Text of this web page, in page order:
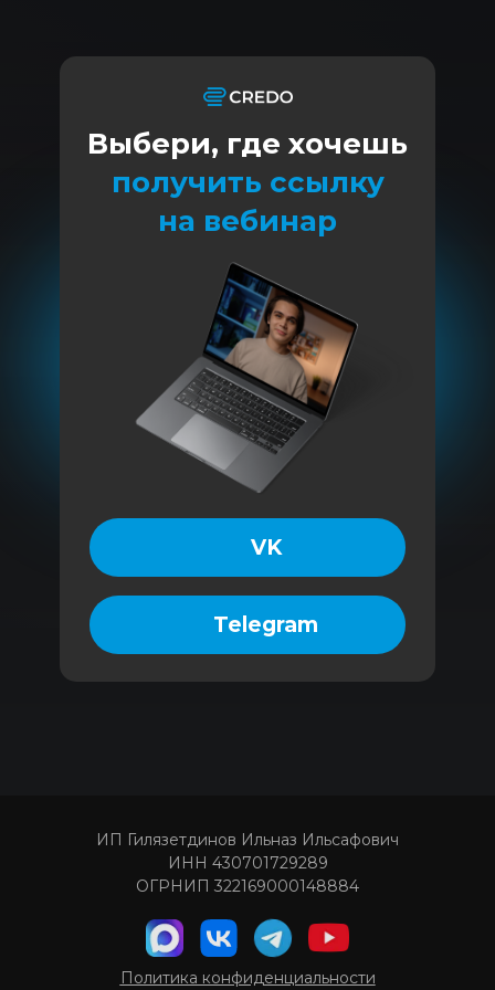
Выбери, где хочешь
получить ссылку
на вебинар
Telegram
VK
ИП Гилязетдинов Ильназ Ильсафович
ИНН 430701729289
ОГРНИП 322169000148884
Политика конфиденциальности